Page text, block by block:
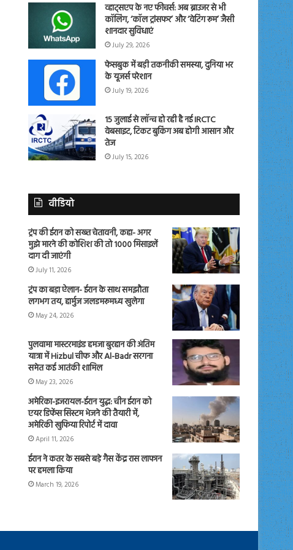
व्हाट्सएप के नए फीचर्स: अब ब्राउजर से भी
कॉलिंग, ‘कॉल ट्रांसफर’ और ‘वेटिंग रूम’ जैसी
शानदार सुविधाएं
July 29, 2026
फेसबुक में बड़ी तकनीकी समस्या, दुनिया भर
के यूजर्स परेशान
July 19, 2026
15 जुलाई से लॉन्च हो रही है नई IRCTC
वेबसाइट, टिकट बुकिंग अब होगी आसान और
तेज
July 15, 2026
वीडियो
ट्रंप की ईरान को सख्त चेतावनी, कहा- अगर
मुझे मारने की कोशिश की तो 1000 मिसाइलें
दाग दी जाएंगी
July 11, 2026
ट्रंप का बड़ा ऐलान- ईरान के साथ समझौता
लगभग तय, हार्मुज जलडमरूमध्य खुलेगा
May 24, 2026
पुलवामा मास्टरमाइंड हमजा बुरहान की अंतिम
यात्रा में Hizbul चीफ और Al-Badr सरगना
समेत कई आतंकी शामिल
May 23, 2026
अमेरिका-इजरायल-ईरान युद्ध: चीन ईरान को
एयर डिफेंस सिस्टम भेजने की तैयारी में,
अमेरिकी खुफिया रिपोर्ट में दावा
April 11, 2026
ईरान ने कतर के सबसे बड़े गैस केंद्र रास लाफान
पर हमला किया
March 19, 2026